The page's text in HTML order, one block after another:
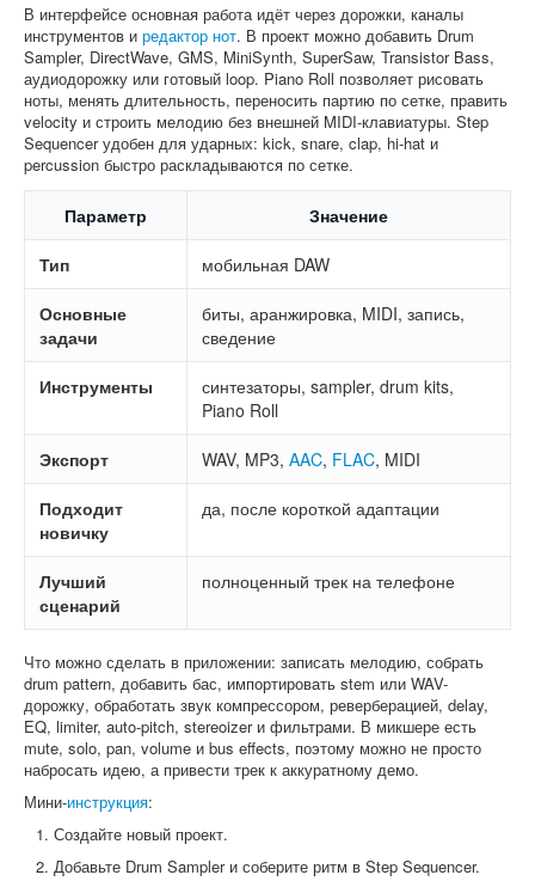
В интерфейсе основная работа идёт через дорожки, каналы
инструментов и редактор нот. В проект можно добавить Drum
Sampler, DirectWave, GMS, MiniSynth, SuperSaw, Transistor Bass,
аудиодорожку или готовый loop. Piano Roll позволяет рисовать
ноты, менять длительность, переносить партию по сетке, править
velocity и строить мелодию без внешней MIDI-клавиатуры. Step
Sequencer удобен для ударных: kick, snare, clap, hi-hat и
percussion быстро раскладываются по сетке.
Параметр Значение
Тип мобильная DAW
Основные
задачи
биты, аранжировка, MIDI, запись,
сведение
Инструменты
синтезаторы, sampler, drum kits,
Piano Roll
Экспорт WAV, MP3, AAC, FLAC, MIDI
Подходит
новичку
да, после короткой адаптации
Лучший
сценарий
полноценный трек на телефоне
Что можно сделать в приложении: записать мелодию, собрать
drum pattern, добавить бас, импортировать stem или WAV-
дорожку, обработать звук компрессором, реверберацией, delay,
EQ, limiter, auto-pitch, stereoizer и фильтрами. В микшере есть
mute, solo, pan, volume и bus effects, поэтому можно не просто
набросать идею, а привести трек к аккуратному демо.
Мини-инструкция:
Создайте новый проект.
Добавьте Drum Sampler и соберите ритм в Step Sequencer.